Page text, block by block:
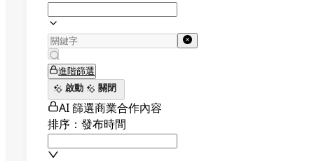
進階篩選
啟動
關閉
AI 篩選商業合作內容
排序：發布時間